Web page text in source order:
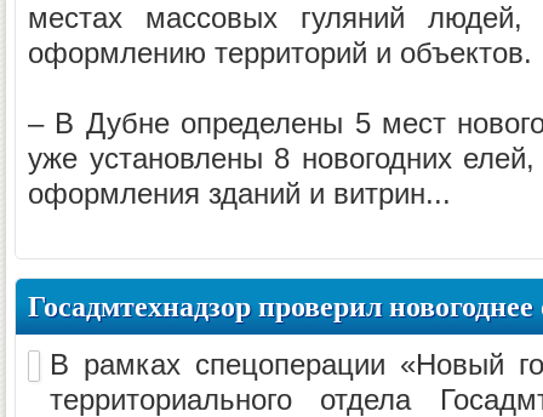
местах массовых гуляний людей,
оформлению территорий и объектов.
– В Дубне определены 5 мест
уже установлены 8 новогодних
оформления зданий и витрин...
Госадмтехнадзор проверил
В рамках спецоперации «Новый
территориального отдела